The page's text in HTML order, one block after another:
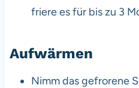
friere es für bis zu 3
Aufwärmen
Nimm das gefrorene